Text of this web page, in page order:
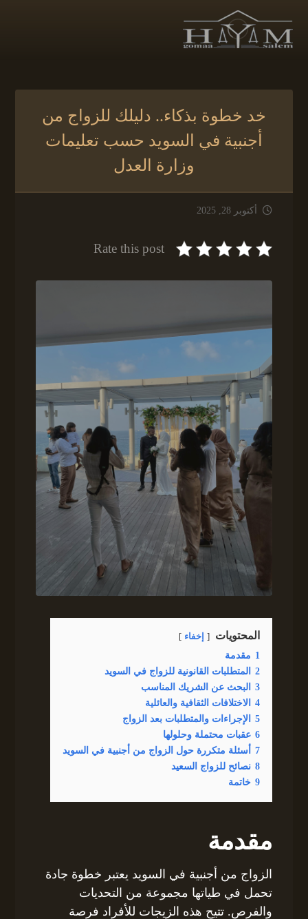
خد خطوة بذكاء.. دليلك للزواج من
أجنبية في السويد حسب تعليمات
وزارة العدل
أكتوبر 28, 2025
Rate this post
المحتويات إخفاء
1 مقدمة
2 المتطلبات القانونية للزواج في السويد
3 البحث عن الشريك المناسب
4 الاختلافات الثقافية والعائلية
5 الإجراءات والمتطلبات بعد الزواج
6 عقبات محتملة وحلولها
7 أسئلة متكررة حول الزواج من أجنبية في السويد
8 نصائح للزواج السعيد
9 خاتمة
مقدمة
الزواج من أجنبية في السويد يعتبر خطوة جادة
تحمل في طياتها مجموعة من التحديات
والفرص. تتيح هذه الزيجات للأفراد فرصة